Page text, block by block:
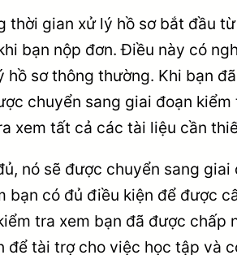
thời gian xử lý hồ sơ bắt đầu
bạn nộp đơn. Điều này có
hồ sơ thông thường. Khi bạn
chuyển sang giai đoạn
xem tất cả các tài liệu cần
nó sẽ được chuyển sang
bạn có đủ điều kiện để được
tra xem bạn đã được chấp
để tài trợ cho việc học tập và